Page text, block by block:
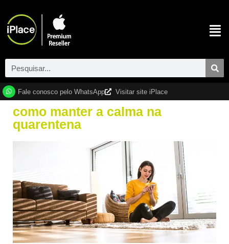
Fale conosco pelo WhatsApp Visitar site iPlace
como manter a calma na
quarentena